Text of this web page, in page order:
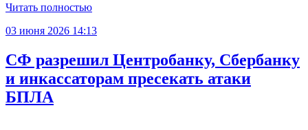
Читать полностью
03 июня 2026 14:13
СФ разрешил Центробанку, Сбербанку
и инкассаторам пресекать атаки
БПЛА